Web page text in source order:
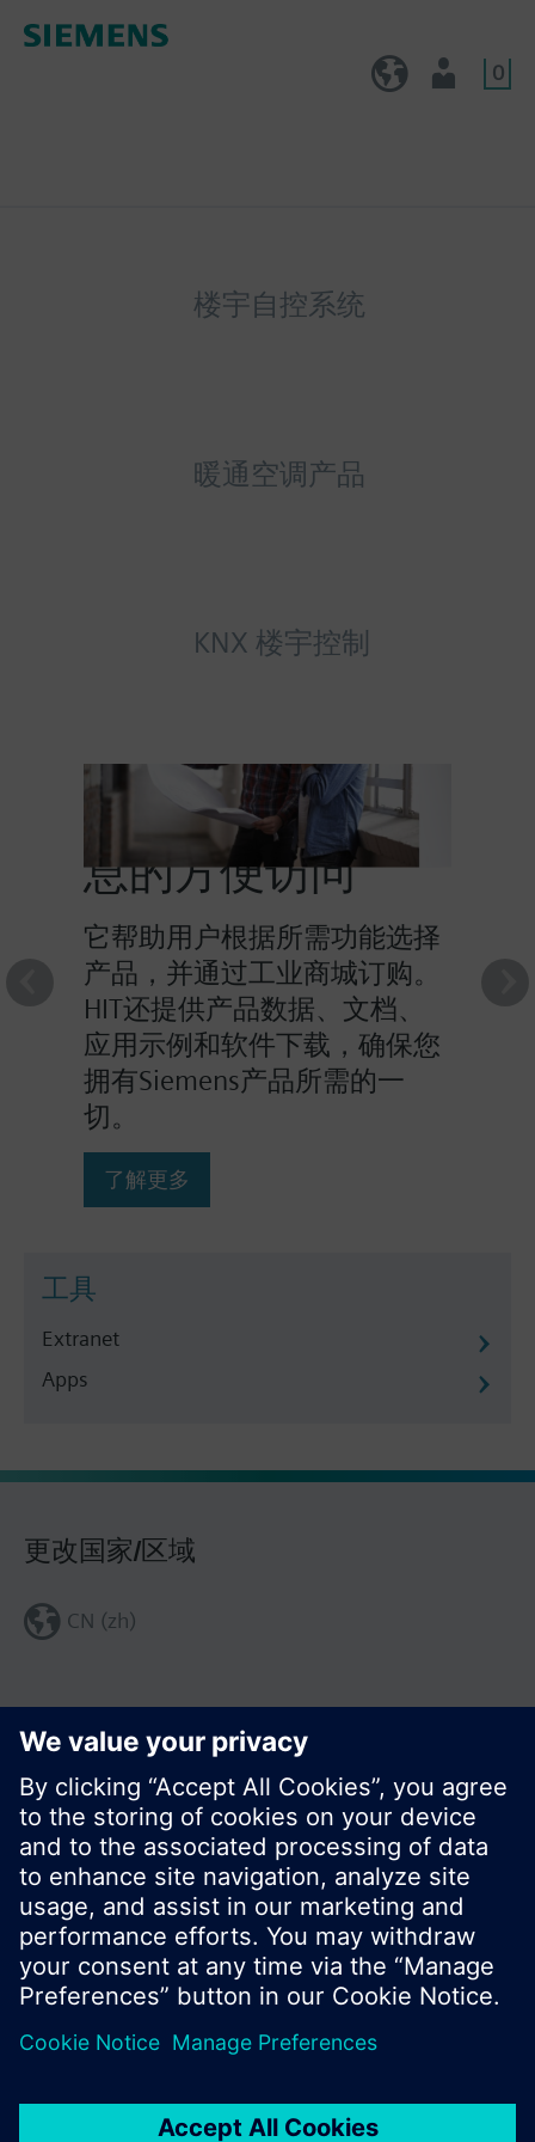
0
楼宇自控系统
暖通空调产品
KNX 楼宇控制
HIT提供对产品信
息的方便访问
它帮助用户根据所需功能选择
产品，并通过工业商城订购。
HIT还提供产品数据、文档、
应用示例和软件下载，确保您
拥有Siemens产品所需的一
切。
了解更多
工具
Extranet
Apps
更改国家/区域
CN (zh)